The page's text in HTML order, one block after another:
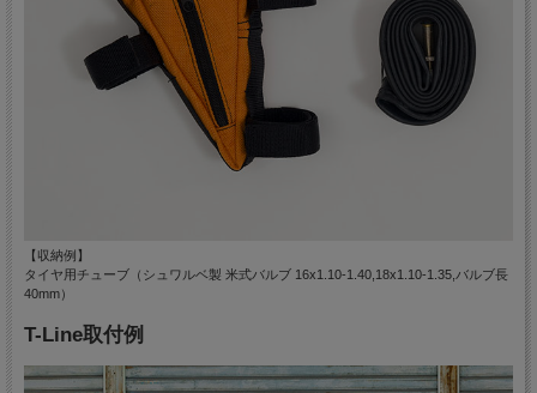
【収納例】
タイヤ用チューブ（シュワルベ製 米式バルブ 16x1.10-1.40,18x1.10-1.35,バルブ長
40mm）
T-Line取付例